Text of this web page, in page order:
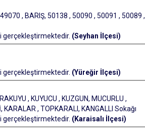
, BARIŞ, 50138 , 50090 , 50091 , 50089 ,
gerçekleştirmektedir. (Seyhan İlçesi)
gerçekleştirmektedir. (Yüreğir İlçesi)
, KUYUCU , KUZGUN, MUCURLU ,
KARALAR , TOPKARALI, KANGALLI Sokağı
gerçekleştirmektedir. (Karaisalı İlçesi)